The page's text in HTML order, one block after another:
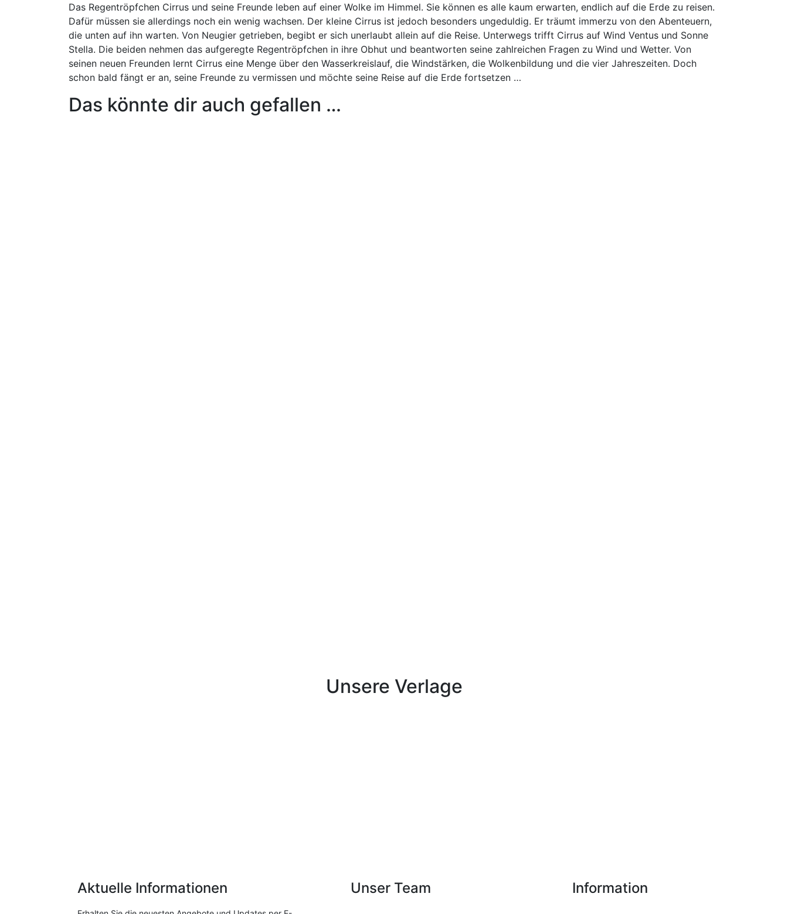
Das Regentröpfchen Cirrus und seine Freunde leben auf einer Wolke im Himmel. Sie können es alle kaum erwarten, endlich auf die Erde zu reisen.
Dafür müssen sie allerdings noch ein wenig wachsen. Der kleine Cirrus ist jedoch besonders ungeduldig. Er träumt immerzu von den Abenteuern,
die unten auf ihn warten. Von Neugier getrieben, begibt er sich unerlaubt allein auf die Reise. Unterwegs trifft Cirrus auf Wind Ventus und Sonne
Stella. Die beiden nehmen das aufgeregte Regentröpfchen in ihre Obhut und beantworten seine zahlreichen Fragen zu Wind und Wetter. Von
seinen neuen Freunden lernt Cirrus eine Menge über den Wasserkreislauf, die Windstärken, die Wolkenbildung und die vier Jahreszeiten. Doch
schon bald fängt er an, seine Freunde zu vermissen und möchte seine Reise auf die Erde fortsetzen …
Das könnte dir auch gefallen …
Unsere Verlage
Aktuelle Informationen Unser Team Information